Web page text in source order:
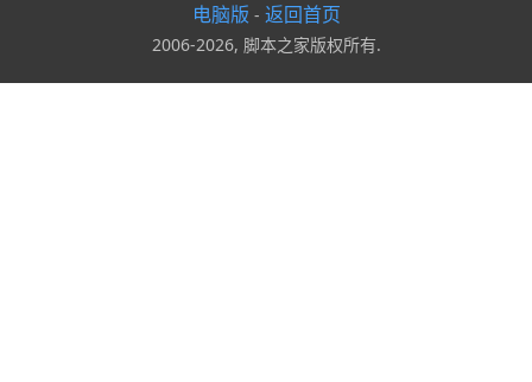
电脑版 - 返回首页
2006-2026, 脚本之家版权所有.